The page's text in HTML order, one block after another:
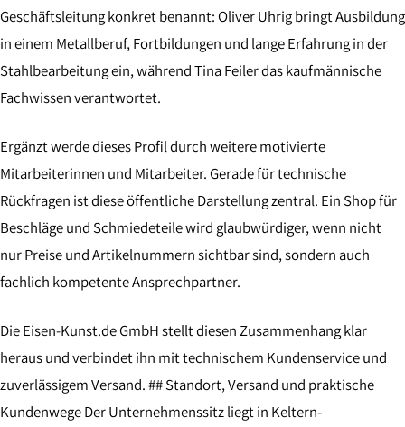
Geschäftsleitung konkret benannt: Oliver Uhrig bringt Ausbildung
in einem Metallberuf, Fortbildungen und lange Erfahrung in der
Stahlbearbeitung ein, während Tina Feiler das kaufmännische
Fachwissen verantwortet.
Ergänzt werde dieses Profil durch weitere motivierte
Mitarbeiterinnen und Mitarbeiter. Gerade für technische
Rückfragen ist diese öffentliche Darstellung zentral. Ein Shop für
Beschläge und Schmiedeteile wird glaubwürdiger, wenn nicht
nur Preise und Artikelnummern sichtbar sind, sondern auch
fachlich kompetente Ansprechpartner.
Die Eisen-Kunst.de GmbH stellt diesen Zusammenhang klar
heraus und verbindet ihn mit technischem Kundenservice und
zuverlässigem Versand. ## Standort, Versand und praktische
Kundenwege Der Unternehmenssitz liegt in Keltern-